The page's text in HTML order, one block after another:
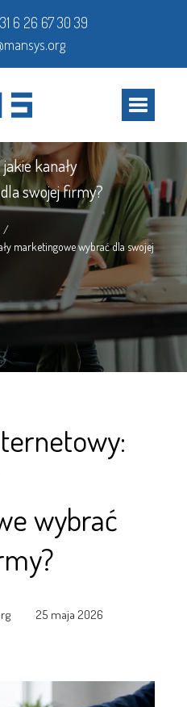
6 26 67 30 39
kanały
swojej firmy?
marketingowe wybrać dla swojej
wybrać
25 maja 2026